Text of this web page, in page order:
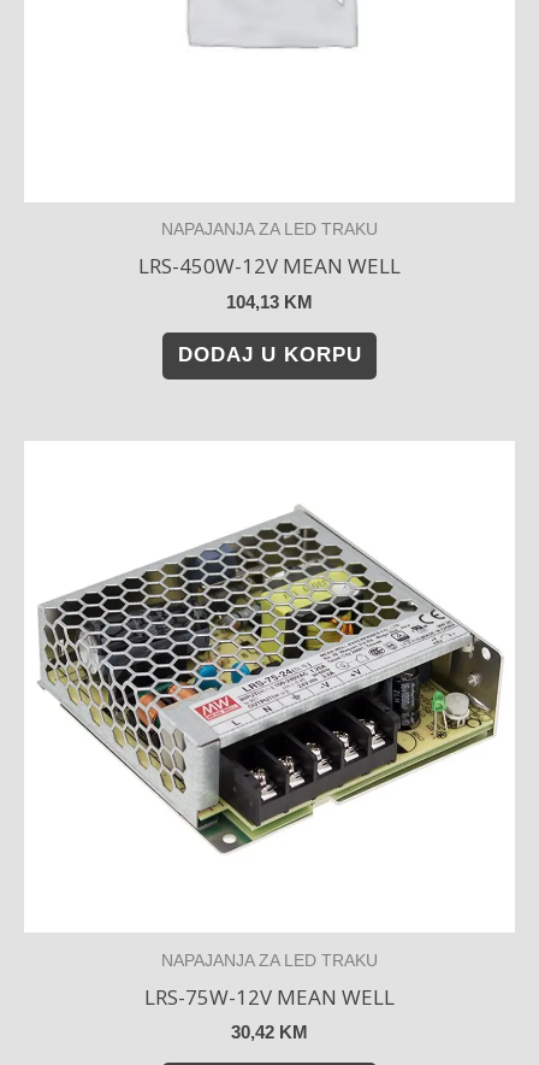
NAPAJANJA ZA LED TRAKU
LRS-450W-12V MEAN WELL
104,13 KM
DODAJ U KORPU
NAPAJANJA ZA LED TRAKU
LRS-75W-12V MEAN WELL
30,42 KM